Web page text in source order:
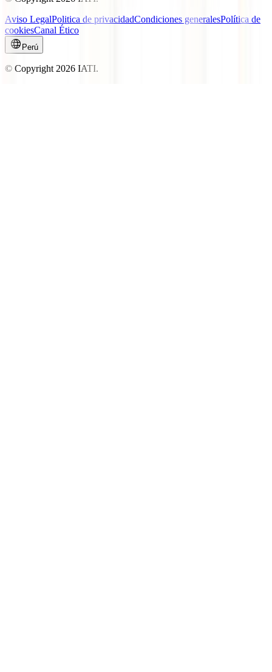
Aviso LegalPolitica de privacidadCondiciones generalesPolítica de
cookiesCanal Ético
Perú
© Copyright 2026 IATI.